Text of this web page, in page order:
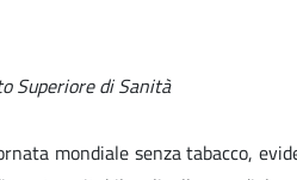
Superiore di Sanità
mondiale senza tabacco,